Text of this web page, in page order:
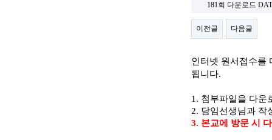
181회 다운로드
이전글 다음글
인터넷 원서접수를
됩니다.
1. 첨부파일을 다운
2. 담임선생님과 작
3. 본교에 방문 시